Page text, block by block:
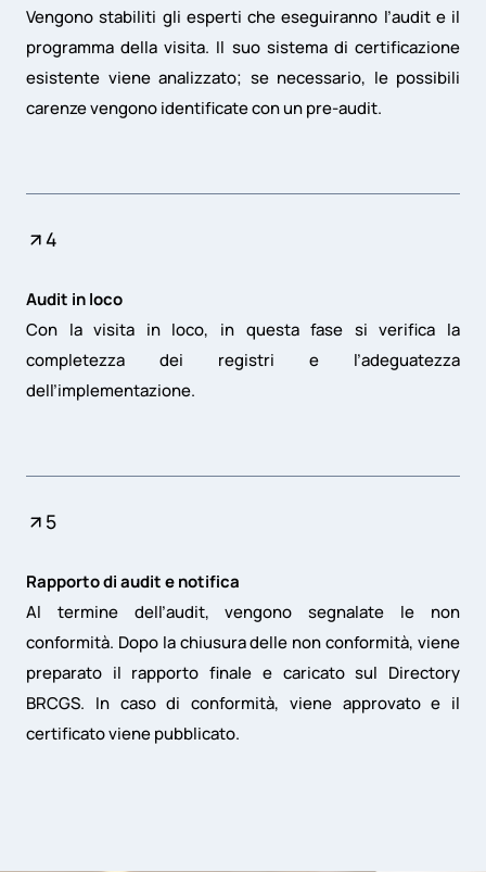
Vengono stabiliti gli esperti che eseguiranno l’audit e il
programma della visita. Il suo sistema di certificazione
esistente viene analizzato; se necessario, le possibili
carenze vengono identificate con un pre-audit.
4
Audit in loco
Con la visita in loco, in questa fase si verifica la
completezza dei registri e l’adeguatezza
dell’implementazione.
5
Rapporto di audit e notifica
Al termine dell’audit, vengono segnalate le non
conformità. Dopo la chiusura delle non conformità, viene
preparato il rapporto finale e caricato sul Directory
BRCGS. In caso di conformità, viene approvato e il
certificato viene pubblicato.